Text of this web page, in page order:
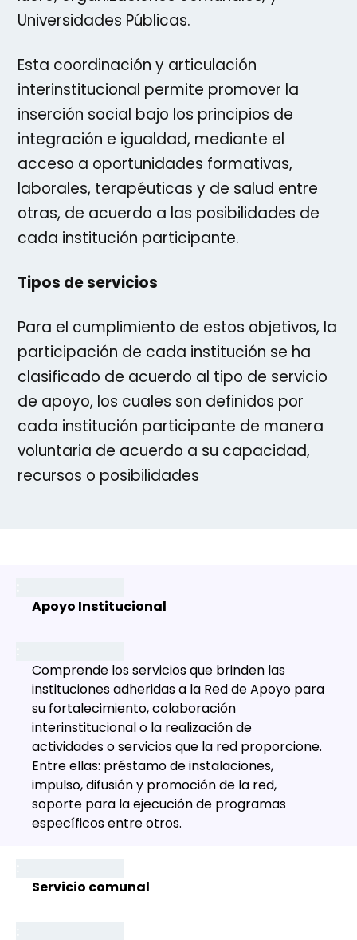
Universidades Públicas.
Esta coordinación y articulación
interinstitucional permite promover la
inserción social bajo los principios de
integración e igualdad, mediante el
acceso a oportunidades formativas,
laborales, terapéuticas y de salud entre
otras, de acuerdo a las posibilidades de
cada institución participante.
Tipos de servicios
Para el cumplimiento de estos objetivos, la
participación de cada institución se ha
clasificado de acuerdo al tipo de servicio
de apoyo, los cuales son definidos por
cada institución participante de manera
voluntaria de acuerdo a su capacidad,
recursos o posibilidades
Apoyo Institucional
Comprende los servicios que brinden las
instituciones adheridas a la Red de Apoyo para
su fortalecimiento, colaboración
interinstitucional o la realización de
actividades o servicios que la red proporcione.
Entre ellas: préstamo de instalaciones,
impulso, difusión y promoción de la red,
soporte para la ejecución de programas
específicos entre otros.
Servicio comunal